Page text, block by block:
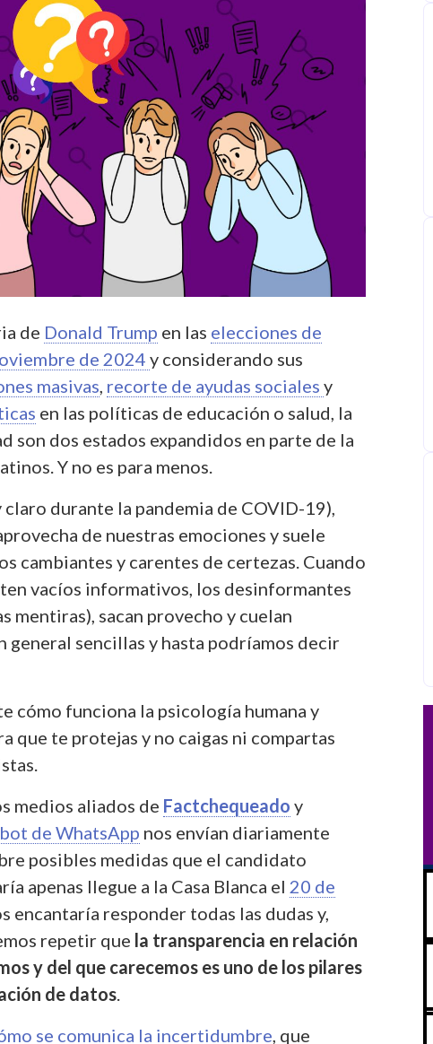
de Donald Trump en las elecciones de
de 2024 y considerando sus
masivas recorte de ayudas sociales y
en las políticas de educación o salud, la
son dos estados expandidos en parte de la
Y no es para menos.
claro durante la pandemia de COVID-19),
de nuestras emociones y suele
cambiantes y carentes de certezas. Cuando
vacíos informativos, los desinformantes
mentiras), sacan provecho y cuelan
general sencillas y hasta podríamos decir
cómo funciona la psicología humana y
que te protejas y no caigas ni compartas
medios aliados de Factchequeado y
de WhatsApp nos envían diariamente
posibles medidas que el candidato
apenas llegue a la Casa Blanca el 20 de
encantaría responder todas las dudas y,
repetir que la transparencia en relación
y del que carecemos es uno de los pilares
de datos
se comunica la incertidumbre , que